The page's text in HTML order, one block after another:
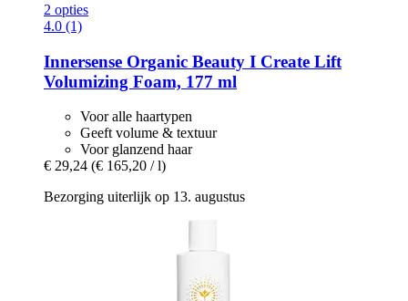
2 opties
4.0 (1)
Innersense Organic Beauty I Create Lift
Volumizing Foam, 177 ml
Voor alle haartypen
Geeft volume & textuur
Voor glanzend haar
€ 29,24 (€ 165,20 / l)
Bezorging uiterlijk op 13. augustus